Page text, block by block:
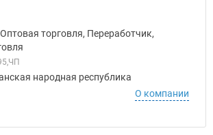
торговля, Переработчик,
народная республика
О компании